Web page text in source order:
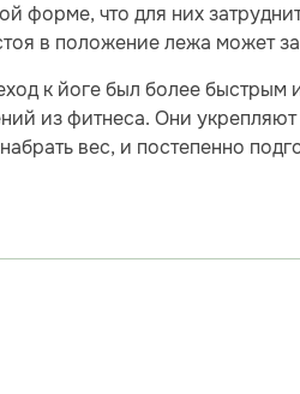
форме, что для них
в положение лежа может
к йоге был более
из фитнеса. Они
вес, и постепенно